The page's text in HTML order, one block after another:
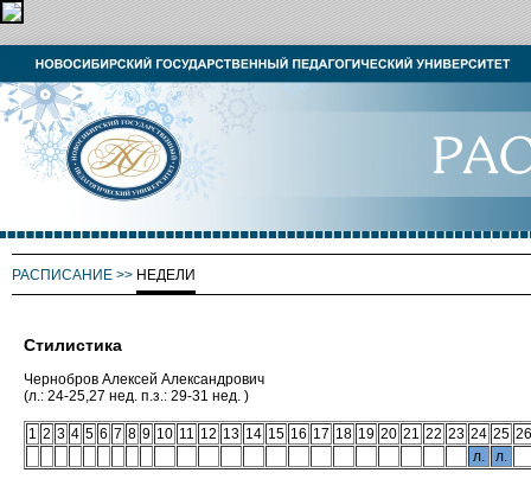
РАСПИСАНИЕ >> НЕДЕЛИ
Стилистика
Чернобров Алексей Александрович
(л.: 24-25,27 нед. п.з.: 29-31 нед. )
1 2 3 4 5 6 7 8 9 10 11 12 13 14 15 16 17 18 19 20 21 22 23 24 25 26
л.
л.